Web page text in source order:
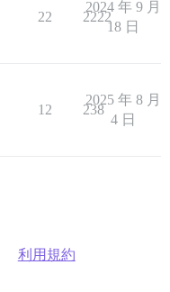
22 2222
2024 年 9 月
18 日
12 238
2025 年 8 月
4 日
利用規約